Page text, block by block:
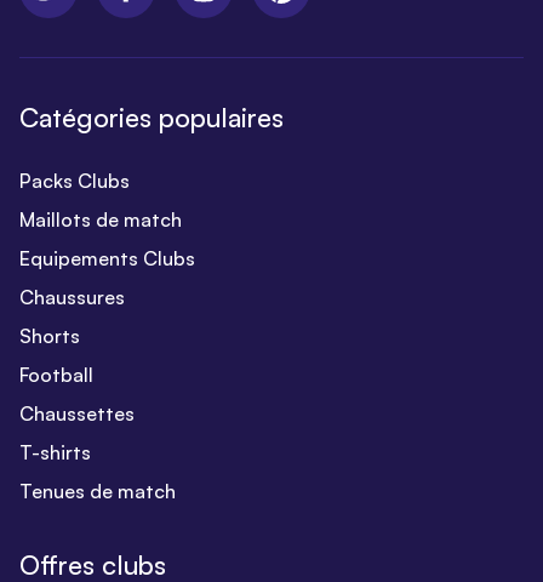
Catégories populaires
Packs Clubs
Maillots de match
Equipements Clubs
Chaussures
Shorts
Football
Chaussettes
T-shirts
Tenues de match
Offres clubs